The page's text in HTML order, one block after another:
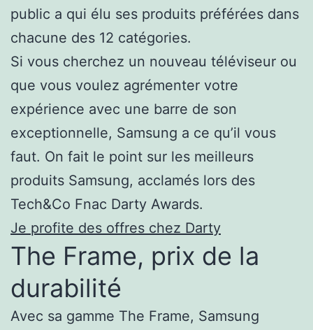
public a qui élu ses produits préférées dans
chacune des 12 catégories.
Si vous cherchez un nouveau téléviseur ou
que vous voulez agrémenter votre
expérience avec une barre de son
exceptionnelle, Samsung a ce qu’il vous
faut. On fait le point sur les meilleurs
produits Samsung, acclamés lors des
Tech&Co Fnac Darty Awards.
Je profite des offres chez Darty
The Frame, prix de la
durabilité
Avec sa gamme The Frame, Samsung